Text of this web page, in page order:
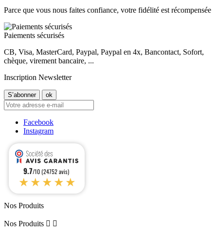
Parce que vous nous faites confiance, votre fidélité est récompensée
Paiements sécurisés
CB, Visa, MasterCard, Paypal, Paypal en 4x, Bancontact, Sofort,
chèque, virement bancaire, ...
Inscription Newsletter
Facebook
Instagram
9.7/10 (24752 avis)
★★★★★
Nos Produits
Nos Produits  